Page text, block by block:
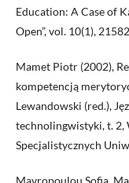
Education: A Case of
Open”, vol. 10(1),
Mamet Piotr (2002),
kompetencją
Lewandowski (red.),
technolingwistyki, t. 2,
Specjalistycznych
Mavropoulou Sofia,